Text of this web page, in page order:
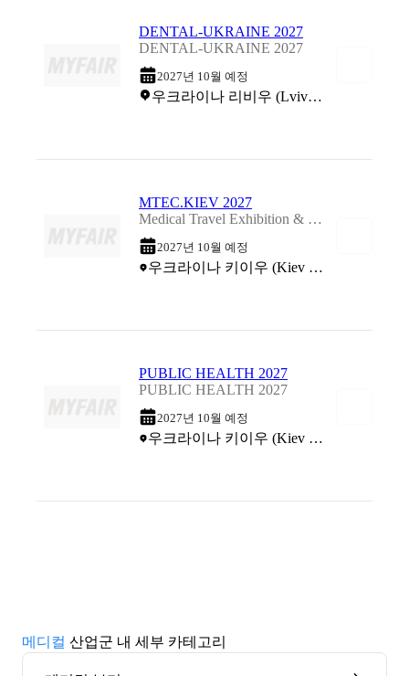
DENTAL-UKRAINE 2027
DENTAL-UKRAINE 2027
2027년 10월 예정
우크라이나 리비우 (Lviv Palace of Arts)
MTEC.KIEV 2027
Medical Travel Exhibition & Conference.KIEV 2027
2027년 10월 예정
우크라이나 키이우 (Kiev International Exhibition Center)
PUBLIC HEALTH 2027
PUBLIC HEALTH 2027
2027년 10월 예정
우크라이나 키이우 (Kiev International Exhibition Center)
메디컬 산업군 내 세부 카테고리